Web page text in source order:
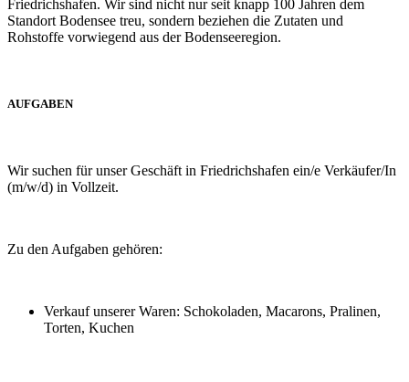
Friedrichshafen. Wir sind nicht nur seit knapp 100 Jahren dem
Standort Bodensee treu, sondern beziehen die Zutaten und
Rohstoffe vorwiegend aus der Bodenseeregion.
AUFGABEN
Wir suchen für unser Geschäft in Friedrichshafen ein/e Verkäufer/In
(m/w/d) in Vollzeit.
Zu den Aufgaben gehören:
Verkauf unserer Waren: Schokoladen, Macarons, Pralinen,
Torten, Kuchen